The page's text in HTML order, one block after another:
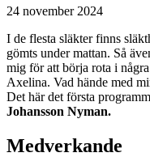
24 november 2024
I de flesta släkter finns
gömts under mattan. Så
mig för att börja rota i
Axelina. Vad hände med
Det här det första
Johansson Nyman.
Medverkande